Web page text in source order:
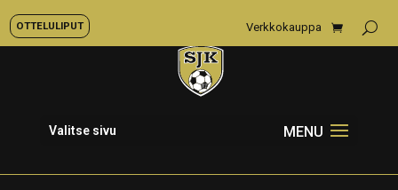
OTTELULIPUT Verkkokauppa
Valitse sivu